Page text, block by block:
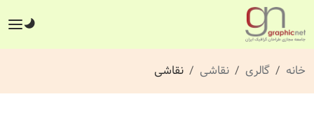
خانه گالری نقاشی نقاشی